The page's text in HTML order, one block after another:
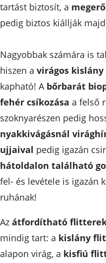
tartást biztosít, a
pedig biztos kiállják
Nagyobbak számára is
hiszen a virágos
kapható! A bőrbarát
fehér csíkozása a felső
szoknyarészen pedig
nyakkivágásnál
ujjaival pedig igazán
hátoldalon található
fel- és levétele is igazán
ruhának!
Az átfordítható
mindig tart: a kislány
alapon virág, a kisfiú